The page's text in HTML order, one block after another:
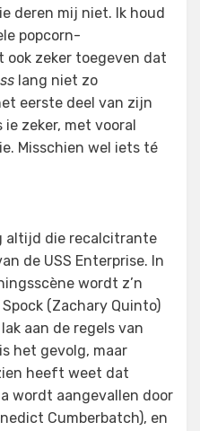
deren mij niet. Ik houd
popcorn-
zeker toegeven dat
lang niet zo
eerste deel van zijn
ie zeker, met vooral
Misschien wel iets té
altijd die recalcitrante
de USS Enterprise. In
wordt z’n
(Zachary Quinto)
aan de regels van
het gevolg, maar
heeft weet dat
wordt aangevallen door
Cumberbatch), en